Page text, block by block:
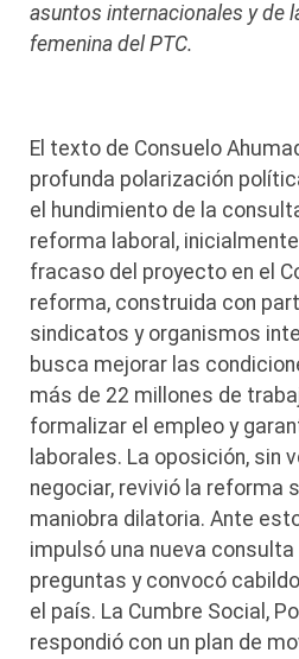
asuntos internacionales y de
femenina del PTC.
El texto de Consuelo
profunda polarización
el hundimiento de la
reforma laboral,
fracaso del proyecto en el
reforma, construida con
sindicatos y organismos
busca mejorar las
más de 22 millones de
formalizar el empleo y
laborales. La oposición, sin
negociar, revivió la reforma
maniobra dilatoria. Ante
impulsó una nueva consulta
preguntas y convocó
el país. La Cumbre Social,
respondió con un plan de